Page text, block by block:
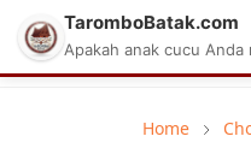
Matius
Home
TaromboBatak.com
Apakah anak cucu